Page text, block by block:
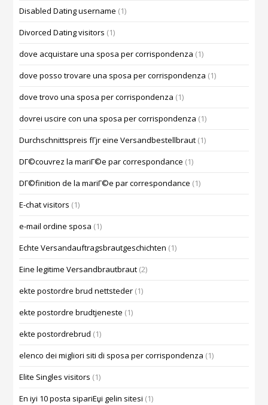
Disabled Dating username (1)
Divorced Dating visitors (1)
dove acquistare una sposa per corrispondenza (1)
dove posso trovare una sposa per corrispondenza (1)
dove trovo una sposa per corrispondenza (1)
dovrei uscire con una sposa per corrispondenza (1)
Durchschnittspreis fГјr eine Versandbestellbraut (1)
DГ©couvrez la mariГ©e par correspondance (1)
DГ©finition de la mariГ©e par correspondance (1)
E-chat visitors (1)
e-mail ordine sposa (1)
Echte Versandauftragsbrautgeschichten (1)
Eine legitime Versandbrautbraut (2)
ekte postordre brud nettsteder (1)
ekte postordre brudtjeneste (1)
ekte postordrebrud (1)
elenco dei migliori siti di sposa per corrispondenza (1)
Elite Singles visitors (1)
En iyi 10 posta sipariЕџi gelin sitesi (1)